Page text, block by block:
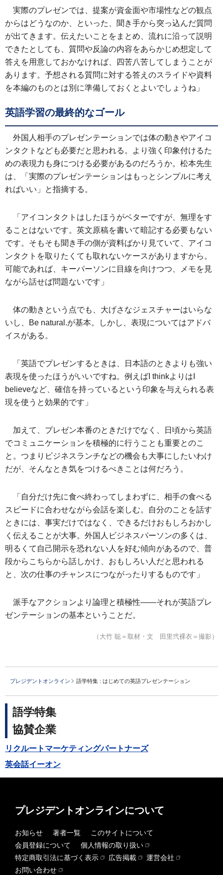
実際のプレゼンでは、提案が資金面や市場性などの観点
からはどうなのか、といった、聞き手から突っ込んだ質問
が出てきます。伝えたいことをまとめ、流れに沿って説明
できたとしても、質問や反論の内容をあらかじめ想定して
答えを用意しておかなければ、四苦八苦してしまうことが
あります。予想される質問に対する答えのスライドや資料
を本編のものとは別に準備しておくとよいでしょうね」
英語学習の最終的なゴール
外国人相手のプレゼンテーションでは体の動きやアイコ
ンタクトなども必要だと思われる。より強く印象付けるた
めの表現力も身につける必要があるのだろうか。松本先生
は、「実際のプレゼンテーションはもっとシンプルに考え
ればいい」と指摘する。
「アイコンタクトはしたほうがベターですが、無理をす
ることはないです。英文原稿を書いて暗記する必要もない
です。そもそも聞き手の側が資料ばかり見ていて、アイコ
ンタクトを取りたくても取れないケースがありますから。
可能であれば、キーパーソンに目線を向けつつ、メモを見
ながら話せば問題ないです」
体の動きという点でも、大げさなジェスチャーはいらな
いし、Be natural.が基本。しかし、表現についてはアドバ
イスがある。
「英語でプレゼンするときは、日本語のときよりも強い
表現を使ったほうがいいですね。例えばI thinkよりはI
believeなど、確信を持っているという印象を与えられる表
現を使うと効果的です」
加えて、プレゼン本番のときだけでなく、日頃から英語
でコミュニケーションを積極的に行うことも重要とのこ
と。つまりビジネスランチなどの機会も大事にしたいわけ
だが、そんなとき気をつけるべきことは何だろう。
「自分だけ先に食べ終わってしまわずに、相手の食べる
スピードに合わせながら会話を楽しむ。自分のことを話す
ときには、事実だけではなく、できるだけおもしろおかし
く伝えることが大事。外国人ビジネスパーソンの多くは、
明るくて自己開示を恐れない人を好む傾向があるので、普
段からこちらから話しかけ、おもしろい人だと思われる
と、次の仕事のチャンスにつながったりするものです」
派手なアクションより論理と積極性――それが英語プレ
ゼンテーションの基本ということだ。
（大竹 聡＝取材・文 田里弐裸衣＝撮影）
プレジデントオンライン 語学特集 : はじめての英語プレゼンテーション
語学特集
協賛企業
リクルートマーケティングパートナーズ
英会話イーオン
プレジデントオンラインについて
お知らせ 著者一覧
このサイトについて
会員登録について
個人情報の取り扱い
特定商取引法に基づく表示
広告掲載
運営会社
お問い合わせ